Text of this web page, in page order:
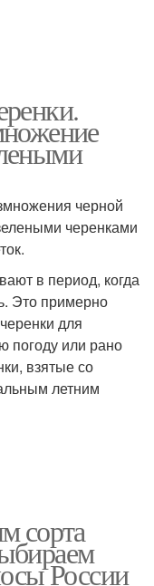
черной
черенками
в период, когда
Это примерно
для
погоду или рано
взятые со
летним
сорта
России